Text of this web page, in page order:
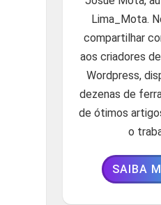
Lima_Mota.
compartilhar
aos criadores
Wordpress,
dezenas de
de ótimos
o
SAIBA